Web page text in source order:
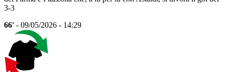
3-3
66' - 09/05/2026 - 14:29